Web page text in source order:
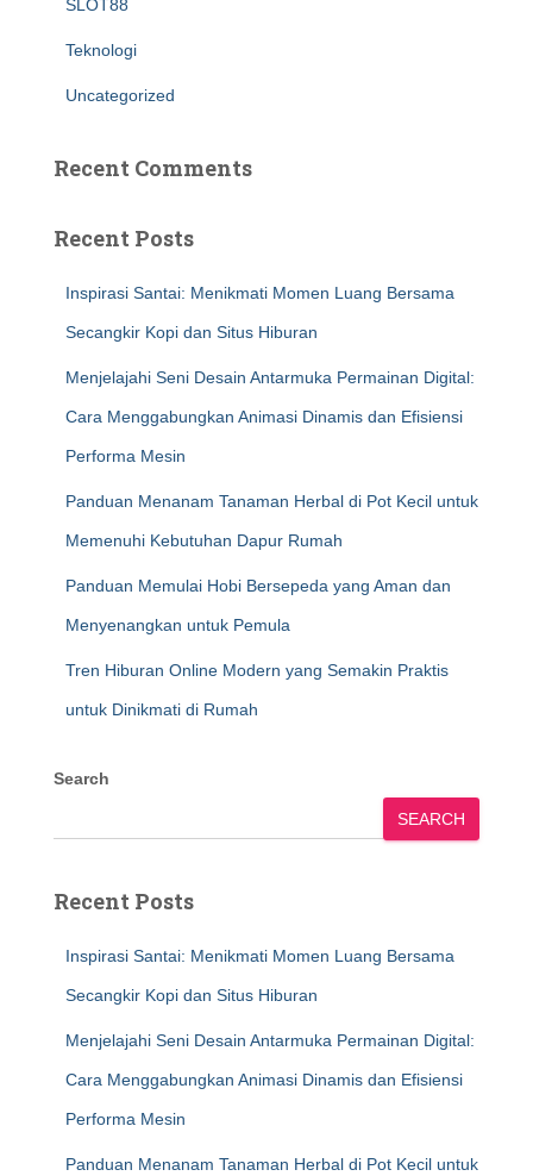
SLOT88
Teknologi
Uncategorized
Recent Comments
Recent Posts
Inspirasi Santai: Menikmati Momen Luang Bersama
Secangkir Kopi dan Situs Hiburan
Menjelajahi Seni Desain Antarmuka Permainan Digital:
Cara Menggabungkan Animasi Dinamis dan Efisiensi
Performa Mesin
Panduan Menanam Tanaman Herbal di Pot Kecil untuk
Memenuhi Kebutuhan Dapur Rumah
Panduan Memulai Hobi Bersepeda yang Aman dan
Menyenangkan untuk Pemula
Tren Hiburan Online Modern yang Semakin Praktis
untuk Dinikmati di Rumah
Search
SEARCH
Recent Posts
Inspirasi Santai: Menikmati Momen Luang Bersama
Secangkir Kopi dan Situs Hiburan
Menjelajahi Seni Desain Antarmuka Permainan Digital:
Cara Menggabungkan Animasi Dinamis dan Efisiensi
Performa Mesin
Panduan Menanam Tanaman Herbal di Pot Kecil untuk